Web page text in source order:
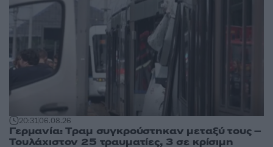
20:3106.08.26
Γερμανία: Tραμ συγκρούστηκαν μεταξύ τους –
Τουλάχιστον 25 τραυματίες, 3 σε κρίσιμη